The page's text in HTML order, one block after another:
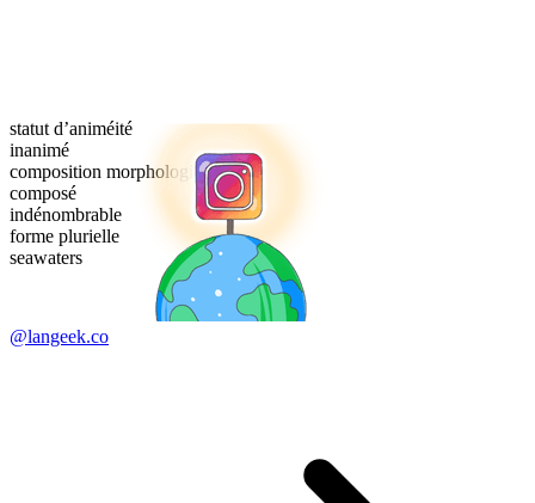
statut d’animéité
inanimé
composition morphologique
composé
indénombrable
forme plurielle
seawaters
@langeek.co